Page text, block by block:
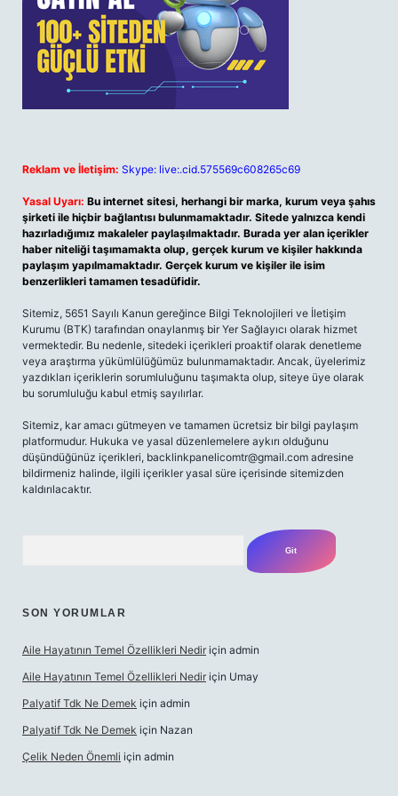
Reklam ve İletişim: Skype: live:.cid.575569c608265c69
Yasal Uyarı: Bu internet sitesi, herhangi bir marka, kurum veya şahıs
şirketi ile hiçbir bağlantısı bulunmamaktadır. Sitede yalnızca kendi
hazırladığımız makaleler paylaşılmaktadır. Burada yer alan içerikler
haber niteliği taşımamakta olup, gerçek kurum ve kişiler hakkında
paylaşım yapılmamaktadır. Gerçek kurum ve kişiler ile isim
benzerlikleri tamamen tesadüfidir.
Sitemiz, 5651 Sayılı Kanun gereğince Bilgi Teknolojileri ve İletişim
Kurumu (BTK) tarafından onaylanmış bir Yer Sağlayıcı olarak hizmet
vermektedir. Bu nedenle, sitedeki içerikleri proaktif olarak denetleme
veya araştırma yükümlülüğümüz bulunmamaktadır. Ancak, üyelerimiz
yazdıkları içeriklerin sorumluluğunu taşımakta olup, siteye üye olarak
bu sorumluluğu kabul etmiş sayılırlar.
Sitemiz, kar amacı gütmeyen ve tamamen ücretsiz bir bilgi paylaşım
platformudur. Hukuka ve yasal düzenlemelere aykırı olduğunu
düşündüğünüz içerikleri, backlinkpanelicomtr@gmail.com adresine
bildirmeniz halinde, ilgili içerikler yasal süre içerisinde sitemizden
kaldırılacaktır.
SON YORUMLAR
Aile Hayatının Temel Özellikleri Nedir için admin
Aile Hayatının Temel Özellikleri Nedir için Umay
Palyatif Tdk Ne Demek için admin
Palyatif Tdk Ne Demek için Nazan
Çelik Neden Önemli için admin